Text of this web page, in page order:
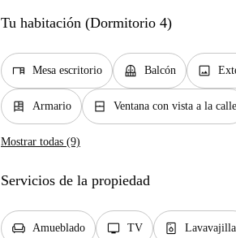
Tu habitación (Dormitorio 4)
desk Mesa escritorio balcony Balcón image
dresser Armario window_closed Ventana con vista a la calle
Mostrar todas (9)
Servicios de la propiedad
chair Amueblado tv TV dishwasher_gen